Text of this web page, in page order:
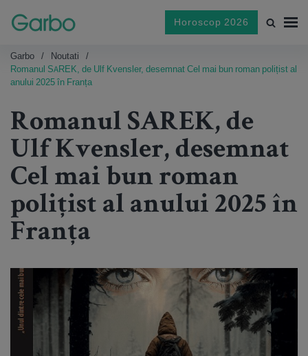
Horoscop 2026
Garbo
Noutati
Romanul SAREK, de Ulf Kvensler, desemnat Cel mai bun roman polițist al
anului 2025 în Franța
Romanul SAREK, de
Ulf Kvensler, desemnat
Cel mai bun roman
polițist al anului 2025 în
Franța